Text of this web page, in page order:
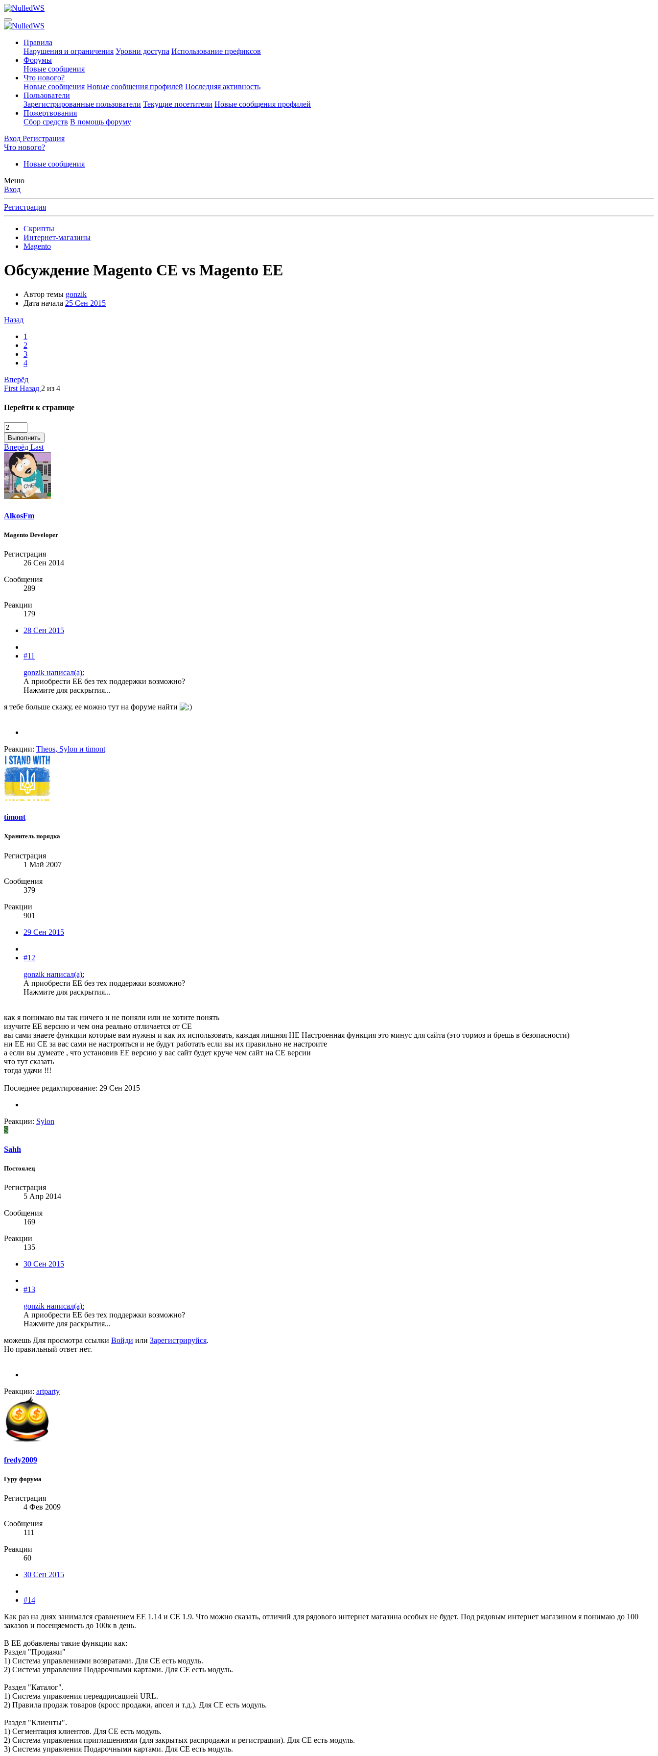
Правила
Нарушения и ограничения Уровни доступа Использование префиксов
Форумы
Новые сообщения
Что нового?
Новые сообщения Новые сообщения профилей Последняя активность
Пользователи
Зарегистрированные пользователи Текущие посетители Новые сообщения профилей
Пожертвования
Сбор средств В помощь форуму
Вход Регистрация
Что нового?
Новые сообщения
Меню
Вход
Регистрация
Скрипты
Интернет-магазины
Magento
Обсуждение Magento CE vs Magento EE
Автор темы gonzik
Дата начала 25 Сен 2015
Назад
1
2
3
4
Вперёд
First Назад 2 из 4
Перейти к странице
Выполнить
Вперёд Last
AlkosFm
Magento Developer
Регистрация
26 Сен 2014
Сообщения
289
Реакции
179
28 Сен 2015
#11
gonzik написал(а):
А приобрести ЕЕ без тех поддержки возможно?
Нажмите для раскрытия...
я тебе больше скажу, ее можно тут на форуме найти
Реакции: Theos, Sylon и timont
timont
Хранитель порядка
Регистрация
1 Май 2007
Сообщения
379
Реакции
901
29 Сен 2015
#12
gonzik написал(а):
А приобрести ЕЕ без тех поддержки возможно?
Нажмите для раскрытия...
как я понимаю вы так ничего и не поняли или не хотите понять
изучите ЕЕ версию и чем она реально отличается от СЕ
вы сами знаете функции которые вам нужны и как их использовать, каждая лишняя НЕ Настроенная функция это минус для сайта (это тормоз и брешь в безопасности)
ни ЕЕ ни СЕ за вас сами не настрояться и не будут работать если вы их правильно не настроите
а если вы думеате , что установив ЕЕ версию у вас сайт будет круче чем сайт на СЕ версии
что тут сказать
тогда удачи !!!
Последнее редактирование: 29 Сен 2015
Реакции: Sylon
S
Sahh
Постоялец
Регистрация
5 Апр 2014
Сообщения
169
Реакции
135
30 Сен 2015
#13
gonzik написал(а):
А приобрести ЕЕ без тех поддержки возможно?
Нажмите для раскрытия...
можешь Для просмотра ссылки Войди или Зарегистрируйся.
Но правильный ответ нет.
Реакции: artparty
fredy2009
Гуру форума
Регистрация
4 Фев 2009
Сообщения
111
Реакции
60
30 Сен 2015
#14
Как раз на днях занимался сравнением EE 1.14 и CE 1.9. Что можно сказать, отличий для рядового интернет магазина особых не будет. Под рядовым интернет магазином я понимаю до 100
заказов и посещяемость до 100к в день.
В ЕЕ добавлены такие функции как:
Раздел "Продажи"
1) Система управлениями возвратами. Для CE есть модуль.
2) Система управления Подарочными картами. Для СЕ есть модуль.
Раздел "Каталог".
1) Система управления переадрисацией URL.
2) Правила продаж товаров (кросс продажи, апсел и т.д.). Для СЕ есть модуль.
Раздел "Клиенты".
1) Сегментация клиентов. Для СЕ есть модуль.
2) Система управления приглашениями (для закрытых распродажи и регистрации). Для СЕ есть модуль.
3) Система управления Подарочными картами. Для СЕ есть модуль.